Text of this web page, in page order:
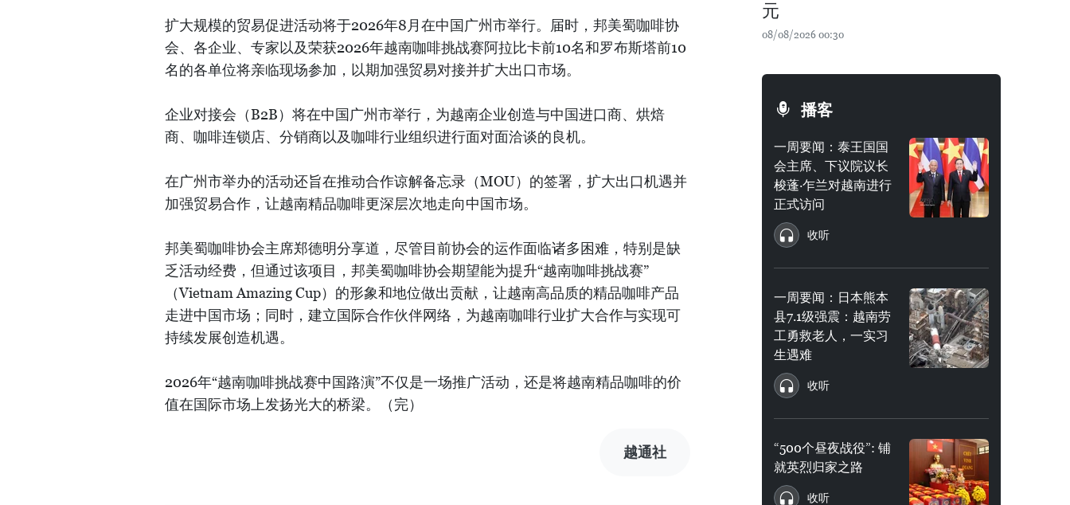
扩大规模的贸易促进活动将于2026年8月在中国广州市举行。届时，邦美蜀咖啡协
会、各企业、专家以及荣获2026年越南咖啡挑战赛阿拉比卡前10名和罗布斯塔前10
名的各单位将亲临现场参加，以期加强贸易对接并扩大出口市场。
企业对接会（B2B）将在中国广州市举行，为越南企业创造与中国进口商、烘焙
商、咖啡连锁店、分销商以及咖啡行业组织进行面对面洽谈的良机。
在广州市举办的活动还旨在推动合作谅解备忘录（MOU）的签署，扩大出口机遇并
加强贸易合作，让越南精品咖啡更深层次地走向中国市场。
邦美蜀咖啡协会主席郑德明分享道，尽管目前协会的运作面临诸多困难，特别是缺
乏活动经费，但通过该项目，邦美蜀咖啡协会期望能为提升“越南咖啡挑战赛”
（Vietnam Amazing Cup）的形象和地位做出贡献，让越南高品质的精品咖啡产品
走进中国市场；同时，建立国际合作伙伴网络，为越南咖啡行业扩大合作与实现可
持续发展创造机遇。
2026年“越南咖啡挑战赛中国路演”不仅是一场推广活动，还是将越南精品咖啡的价
值在国际市场上发扬光大的桥梁。（完）
越通社
元
08/08/2026 00:30
播客
一周要闻：泰王国国
会主席、下议院议长
梭蓬·乍兰对越南进行
正式访问
收听
一周要闻：日本熊本
县7.1级强震：越南劳
工勇救老人，一实习
生遇难
收听
“500个昼夜战役”: 铺
就英烈归家之路
收听